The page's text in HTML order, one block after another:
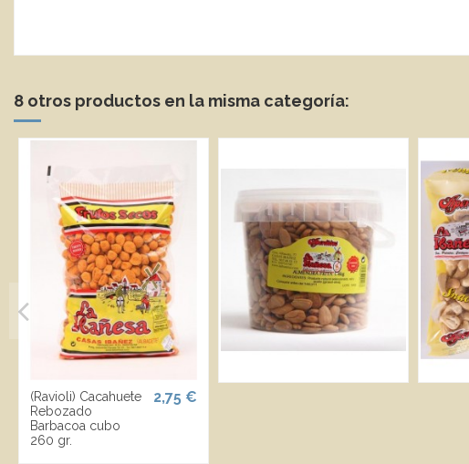
8 otros productos en la misma categoría:
(Ravioli) Cacahuete
Rebozado
Barbacoa cubo
260 gr.
2,75 €